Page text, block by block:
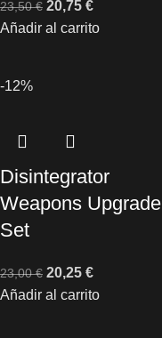
23,50€ 20,75 €
Añadir al carrito
-12%
Disintegrator
Weapons Upgrade
Set
23,00€ 20,25 €
Añadir al carrito